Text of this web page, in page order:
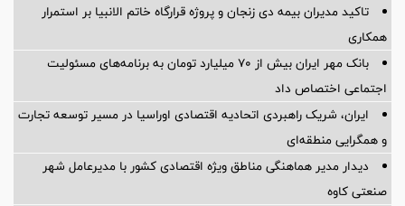
تاکید مدیران بیمه دی زنجان و پروژه قرارگاه خاتم الانبیا بر استمرار
همکاری
بانک مهر ایران بیش از ۷۰ میلیارد تومان به برنامه‌های مسئولیت
اجتماعی اختصاص داد
ایران، شریک راهبردی اتحادیه اقتصادی اوراسیا در مسیر توسعه تجارت
و همگرایی منطقه‌ای
دیدار مدیر هماهنگی مناطق ویژه اقتصادی کشور با مدیرعامل شهر
صنعتی کاوه